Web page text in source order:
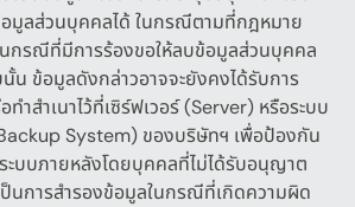
อมูลส่วนบุคคลได้ ในกรณีตามที่กฎหมาย
กรณีที่มีการร้องขอให้ลบข้อมูลส่วนบุคคล
นั้น ข้อมูลดังกล่าวอาจจะยังคงได้รับการ
ำสำเนาไว้ที่เซิร์ฟเวอร์(Server) หรือระบบ
System) ของบริษัทฯ เพื่อป้องกัน
ระบบภายหลังโดยบุคคลที่ไม่ได้รับอนุญาต
ป็นการสำรองข้อมูลในกรณีที่เกิดความผิด